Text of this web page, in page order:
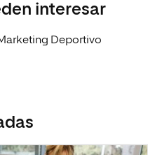
interesar
Deportivo